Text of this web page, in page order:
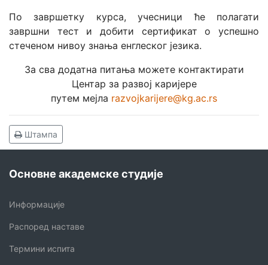
По завршетку курса, учесници ће полагати
завршни тест и добити сертификат о успешно
стеченом нивоу знања енглеског језика.
За сва додатна питања можете контактирати
Центар за развој каријере
путем мејла razvojkarijere@kg.ac.rs
Штампа
Основне академске студије
Информације
Распоред наставе
Термини испита